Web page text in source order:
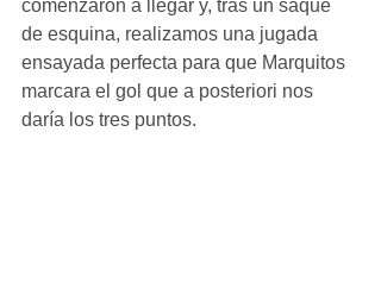
comenzaron a llegar y, tras un saque
de esquina, realizamos una jugada
ensayada perfecta para que Marquitos
marcara el gol que a posteriori nos
daría los tres puntos.